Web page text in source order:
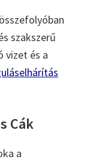
szakszerű
vizet és a
Cák
a